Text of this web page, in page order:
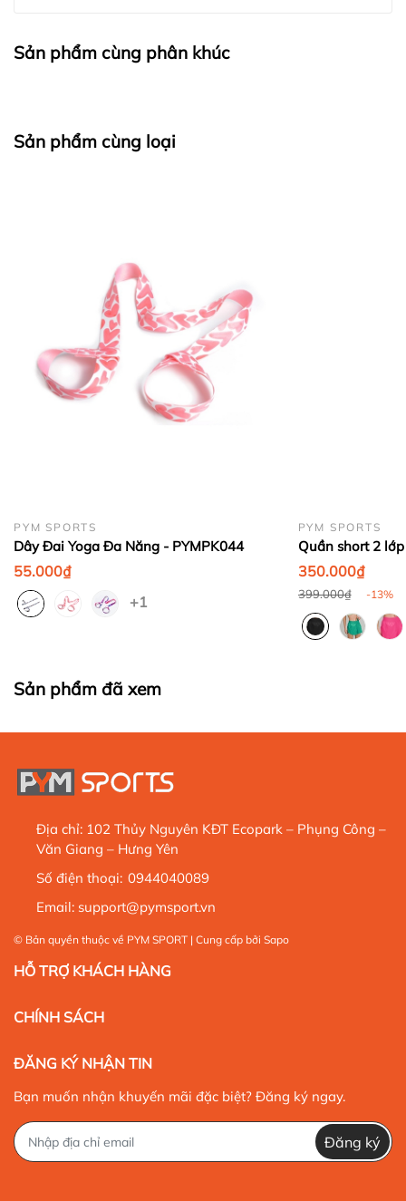
1. Thu thập thông tin cá nhân
Bước 5:
Sản phẩm cùng phân khúc
Sản phẩm cùng loại
PYM SPORTS
Dây Đai Yoga Đa Năng - PYMPK044
55.000₫
+1
PYM SPORTS
Quần short 2
350.000₫
399.000₫ -13%
Sản phẩm đã xem
Địa chỉ: 102 Thủy Nguyên KĐT Ecopark – Phụng Công –
Văn Giang – Hưng Yên
Số điện thoại: 0944040089
Email: support@pymsport.vn
© Bản quyền thuộc về PYM SPORT | Cung cấp bởi Sapo
HỖ TRỢ KHÁCH HÀNG
CHÍNH SÁCH
ĐĂNG KÝ NHẬN TIN
Bạn muốn nhận khuyến mãi đặc biệt? Đăng ký ngay.
Đăng ký